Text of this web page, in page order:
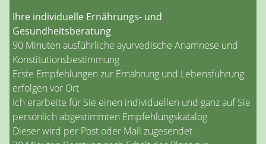
Ihre individuelle Ernährungs- und
Gesundheitsberatung
90 Minuten ausführliche ayurvedische Anamnese und
Konstitutionsbestimmung
Erste Empfehlungen zur Ernährung und Lebensführung
erfolgen vor Ort
Ich erarbeite für Sie einen individuellen und ganz auf Sie
persönlich abgestimmten Empfehlungskatalog
Dieser wird per Post oder Mail zugesendet